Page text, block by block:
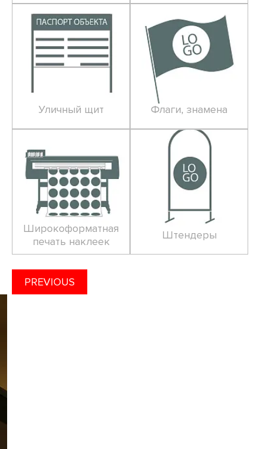
Уличный щит Флаги, знамена
Широкоформатная
печать наклеек
Штендеры
PREVIOUS